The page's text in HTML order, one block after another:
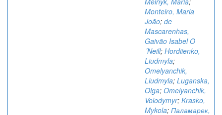
Monteiro, Maria
João; de
Mascarenhas,
Gaivão Isabel O
´Neill; Hordiienko,
Liudmyla;
Omelyanchik,
Liudmyla; Luganska,
Olga; Omelyanchik,
Volodymyr; Krasko,
Mykola; Паламарек,